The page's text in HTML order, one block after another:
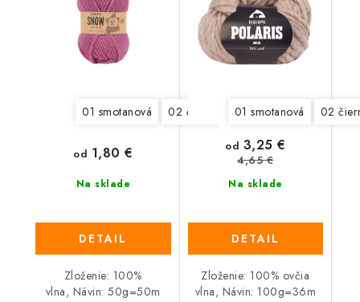
01 smotanová 02 čierna 03 tmavá hnedá 05
Na sklade
od 1,80 €
DETAIL
Zloženie: 100%
vlna, Návin: 50g=50m
01 smotanová 02
Na sklade
od 3,25 €
4,65 €
DETAIL
Zloženie: 100% ovčia
vlna, Návin: 100g=36m